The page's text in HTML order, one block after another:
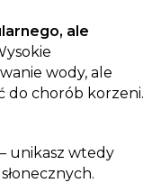
ale
wody, ale
do chorób korzeni.
– unikasz wtedy